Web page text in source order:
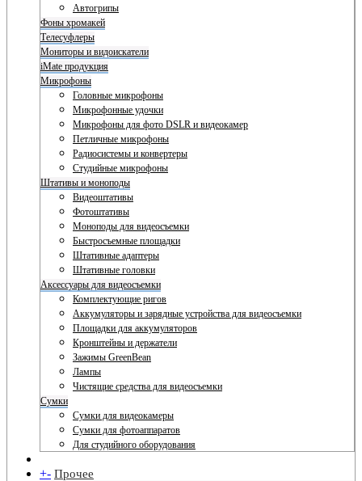
Автогрипы
Фоны хромакей
Телесуфлеры
Мониторы и видоискатели
iMate продукция
Микрофоны
Головные микрофоны
Микрофонные удочки
Микрофоны для фото DSLR и видеокамер
Петличные микрофоны
Радиосистемы и конвертеры
Студийные микрофоны
Штативы и моноподы
Видеоштативы
Фотоштативы
Моноподы для видеосъемки
Быстросъемные площадки
Штативные адаптеры
Штативные головки
Аксессуары для видеосъемки
Комплектующие ригов
Аккумуляторы и зарядные устройства для видеосъемки
Площадки для аккумуляторов
Кронштейны и держатели
Зажимы GreenBean
Лампы
Чистящие средства для видеосъемки
Сумки
Сумки для видеокамеры
Сумки для фотоаппаратов
Для студийного оборудования
+- Прочее